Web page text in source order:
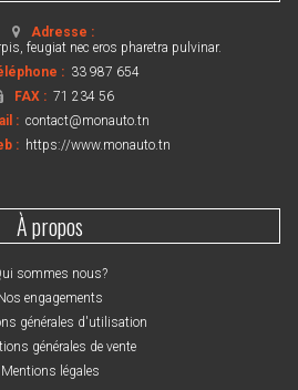
Adresse :
feugiat nec eros pharetra pulvinar.
: 33 987 654
FAX :71 234 56
:contact@monauto.tn
: https://www.monauto.tn
À propos
sommes nous?
engagements
générales d'utilisation
générales de vente
Mentions légales